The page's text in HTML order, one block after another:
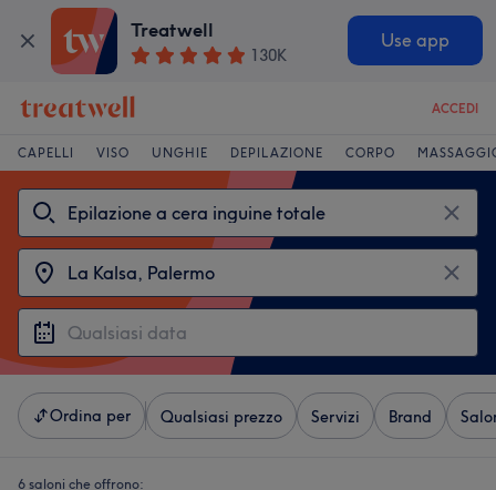
Treatwell
130K
Use app
ACCEDI
CAPELLI VISO UNGHIE DEPILAZIONE CORPO
Ordina per Qualsiasi prezzo Servizi Brand
6 saloni che offrono: